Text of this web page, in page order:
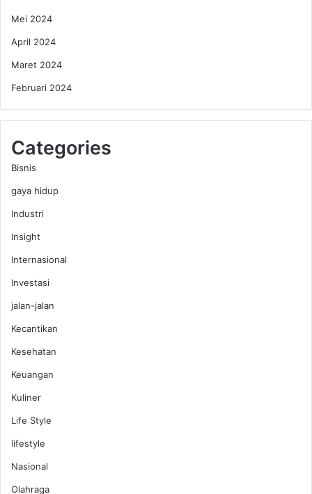
Mei 2024
April 2024
Maret 2024
Februari 2024
Categories
Bisnis
gaya hidup
Industri
Insight
Internasional
Investasi
jalan-jalan
Kecantikan
Kesehatan
Keuangan
Kuliner
Life Style
lifestyle
Nasional
Olahraga